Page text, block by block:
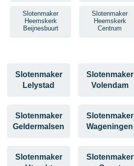
Slotenmaker
Heemskerk
Beijnesbuurt
Slotenmaker
Heemskerk
Centrum
Slotenmaker
Lelystad
Slotenmaker
Volendam
Slotenmaker
Geldermalsen
Slotenmaker
Wageningen
Slotenmaker
Slotenmaker